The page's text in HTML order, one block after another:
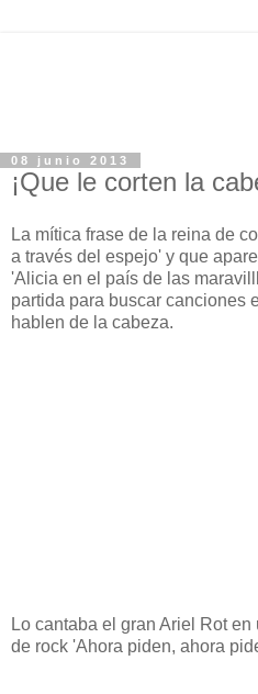
08 junio 2013
¡Que le corten la
La mítica frase de la reina de
a través del espejo' y que
'Alicia en el país de las
partida para buscar canciones
hablen de la cabeza.
Lo cantaba el gran Ariel Rot
de rock 'Ahora piden, ahora